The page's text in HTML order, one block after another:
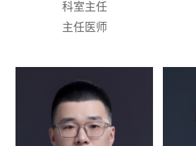
科室主任
主任医师